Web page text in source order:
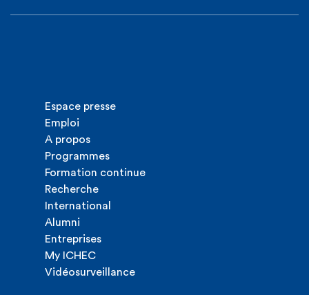
Espace presse
Emploi
A propos
Programmes
Formation continue
Recherche
International
Alumni
Entreprises
My ICHEC
Vidéosurveillance